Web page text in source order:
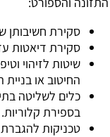
סקירת חשיבותן
סקירת דיאטות
שיטות לזיהוי
החיטוב או בניית
כלים לשליטה
בספירת קלוריות.
טכניקות